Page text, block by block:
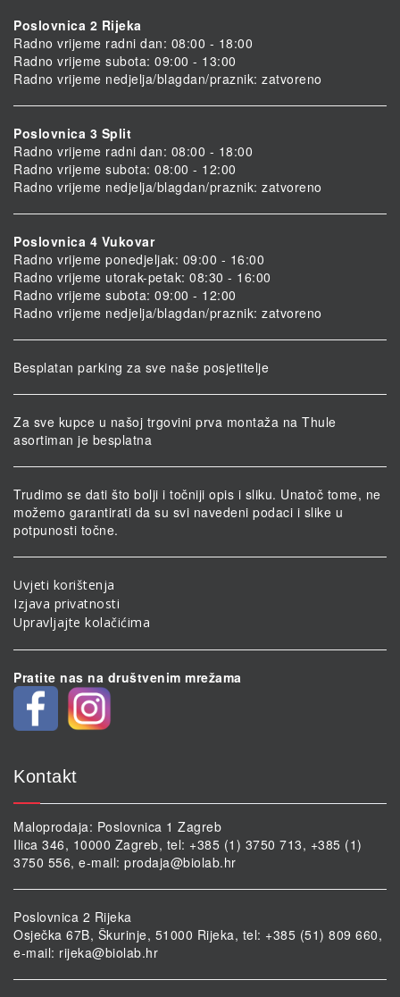
Poslovnica 2 Rijeka
Radno vrijeme radni dan: 08:00 - 18:00
Radno vrijeme subota: 09:00 - 13:00
Radno vrijeme nedjelja/blagdan/praznik: zatvoreno
Poslovnica 3 Split
Radno vrijeme radni dan: 08:00 - 18:00
Radno vrijeme subota: 08:00 - 12:00
Radno vrijeme nedjelja/blagdan/praznik: zatvoreno
Poslovnica 4 Vukovar
Radno vrijeme ponedjeljak: 09:00 - 16:00
Radno vrijeme utorak-petak: 08:30 - 16:00
Radno vrijeme subota: 09:00 - 12:00
Radno vrijeme nedjelja/blagdan/praznik: zatvoreno
Besplatan parking za sve naše posjetitelje
Za sve kupce u našoj trgovini prva montaža na Thule
asortiman je besplatna
Trudimo se dati što bolji i točniji opis i sliku. Unatoč tome, ne
možemo garantirati da su svi navedeni podaci i slike u
potpunosti točne.
Uvjeti korištenja
Izjava privatnosti
Upravljajte kolačićima
Pratite nas na društvenim mrežama
Kontakt
Maloprodaja: Poslovnica 1 Zagreb
Ilica 346, 10000 Zagreb, tel: +385 (1) 3750 713, +385 (1)
3750 556, e-mail: prodaja@biolab.hr
Poslovnica 2 Rijeka
Osječka 67B, Škurinje, 51000 Rijeka, tel: +385 (51) 809 660,
e-mail: rijeka@biolab.hr